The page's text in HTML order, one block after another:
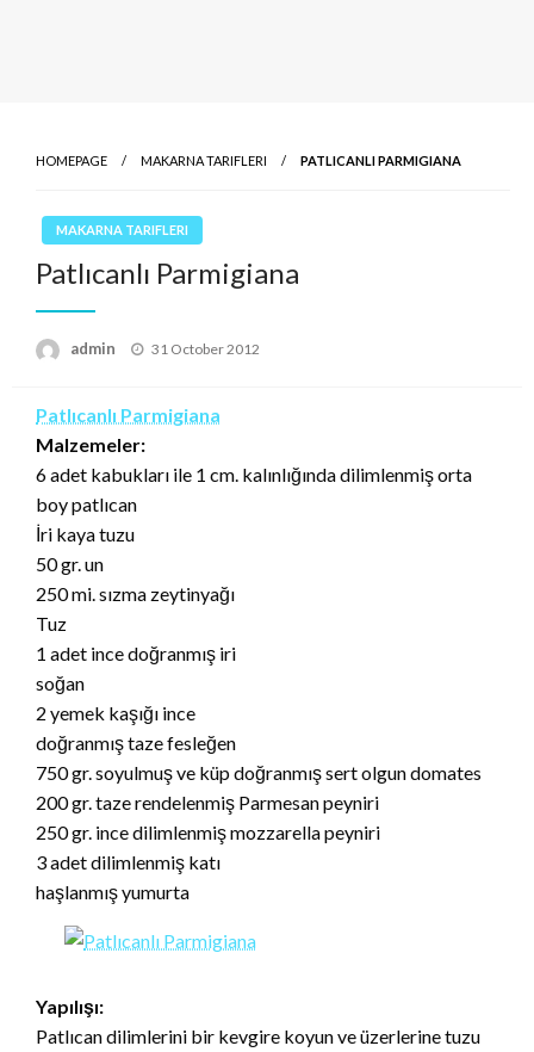
HOMEPAGE MAKARNA TARIFLERI PATLICANLI PARMIGIANA
MAKARNA TARIFLERI
Patlıcanlı Parmigiana
admin
Posted
31 October 2012
Patlıcanlı Parmigiana
Malzemeler:
6 adet kabukları ile 1 cm. kalınlığında dilimlenmiş orta
boy patlıcan
İri kaya tuzu
50 gr. un
250 mi. sızma zeytinyağı
Tuz
1 adet ince doğranmış iri
soğan
2 yemek kaşığı ince
doğranmış taze fesleğen
750 gr. soyulmuş ve küp doğranmış sert olgun domates
200 gr. taze rendelenmiş Parmesan peyniri
250 gr. ince dilimlenmiş mozzarella peyniri
3 adet dilimlenmiş katı
haşlanmış yumurta
Yapılışı:
Patlıcan dilimlerini bir kevgire koyun ve üzerlerine tuzu